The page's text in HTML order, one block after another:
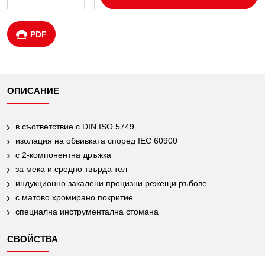
PDF
ОПИСАНИЕ
в съответствие с DIN ISO 5749
изолация на обвивката според IEC 60900
с 2-компонентна дръжка
за мека и средно твърда тел
индукционно закалени прецизни режещи ръбове
с матово хромирано покритие
специална инструментална стомана
СВОЙСТВА